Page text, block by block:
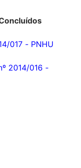
017 - PNHU
2014/016 -